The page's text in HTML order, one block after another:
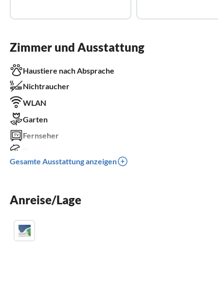
Zimmer und Ausstattung
Haustiere nach Absprache
Nichtraucher
WLAN
Garten
Fernseher
Spülmaschine
Sauna
Gesamte Ausstattung anzeigen
Anreise/Lage